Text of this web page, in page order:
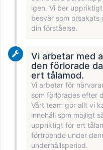
igen. Vi ber
besvär som
din förståelse.
Vi arbetar med
den förlorade
ert tålamod.
Vi arbetar för
som förlorades efter
Vårt team gör allt vi
innehåll som möjligt
uppriktigt för ert
förtroende under
underhållsperiod.